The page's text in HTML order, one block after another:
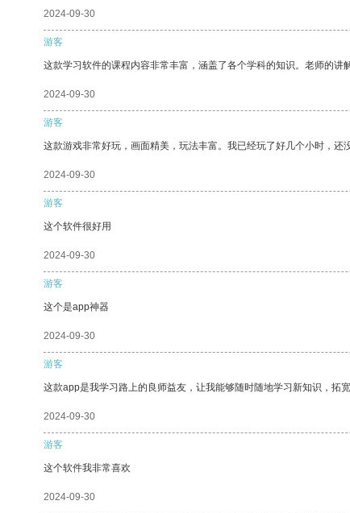
2024-09-30
游客
这款学习软件的课程内容非常丰富，涵盖了各个学科的知识。老师的讲
2024-09-30
游客
这款游戏非常好玩，画面精美，玩法丰富。我已经玩了好几个小时，还
2024-09-30
游客
这个软件很好用
2024-09-30
游客
这个是app神器
2024-09-30
游客
这款app是我学习路上的良师益友，让我能够随时随地学习新知识，拓宽
2024-09-30
游客
这个软件我非常喜欢
2024-09-30